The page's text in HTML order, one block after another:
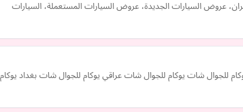
عروض السيارات الجديدة، عروض السيارات المستعملة، السيارات
للجوال شات يوكام للجوال شات عراقي يوكام للجوال شات بغداد